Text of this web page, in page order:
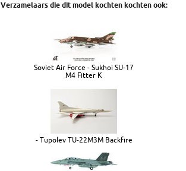
Verzamelaars die dit model kochten kochten ook:
Soviet Air Force - Sukhoi SU-17
M4 Fitter K
- Tupolev TU-22M3M Backfire